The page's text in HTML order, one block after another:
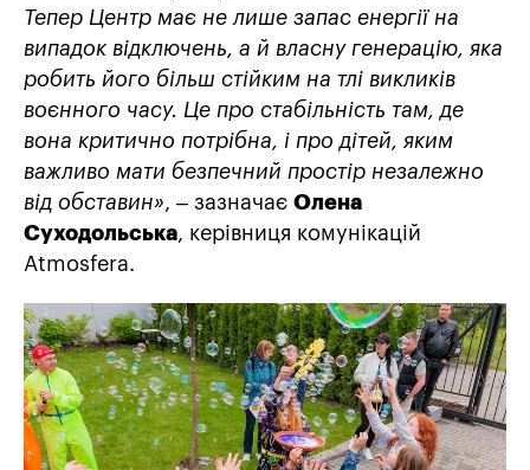
Тепер Центр має не лише запас енергії на
випадок відключень, а й власну генерацію, яка
робить його більш стійким на тлі викликів
воєнного часу. Це про стабільність там, де
вона критично потрібна, і про дітей, яким
важливо мати безпечний простір незалежно
від обставин», – зазначає Олена
Суходольська, керівниця комунікацій
Atmosfera.